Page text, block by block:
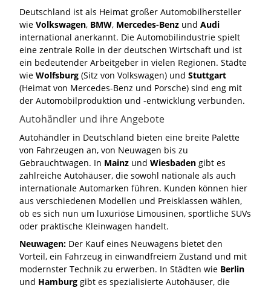
Deutschland ist als Heimat großer Automobilhersteller
wie Volkswagen, BMW, Mercedes-Benz und Audi
international anerkannt. Die Automobilindustrie spielt
eine zentrale Rolle in der deutschen Wirtschaft und ist
ein bedeutender Arbeitgeber in vielen Regionen. Städte
wie Wolfsburg (Sitz von Volkswagen) und Stuttgart
(Heimat von Mercedes-Benz und Porsche) sind eng mit
der Automobilproduktion und -entwicklung verbunden.
Autohändler und ihre Angebote
Autohändler in Deutschland bieten eine breite Palette
von Fahrzeugen an, von Neuwagen bis zu
Gebrauchtwagen. In Mainz und Wiesbaden gibt es
zahlreiche Autohäuser, die sowohl nationale als auch
internationale Automarken führen. Kunden können hier
aus verschiedenen Modellen und Preisklassen wählen,
ob es sich nun um luxuriöse Limousinen, sportliche SUVs
oder praktische Kleinwagen handelt.
Neuwagen: Der Kauf eines Neuwagens bietet den
Vorteil, ein Fahrzeug in einwandfreiem Zustand und mit
modernster Technik zu erwerben. In Städten wie Berlin
und Hamburg gibt es spezialisierte Autohäuser, die